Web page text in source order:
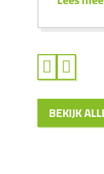
BEKIJK